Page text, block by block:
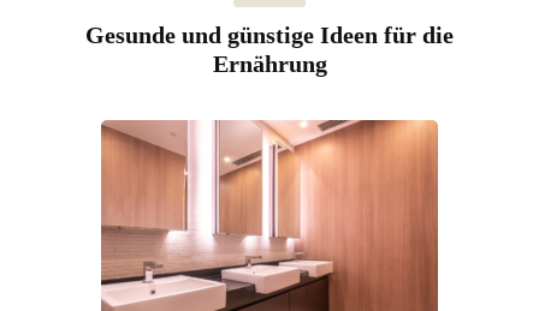
Gesunde und günstige Ideen für die
Ernährung